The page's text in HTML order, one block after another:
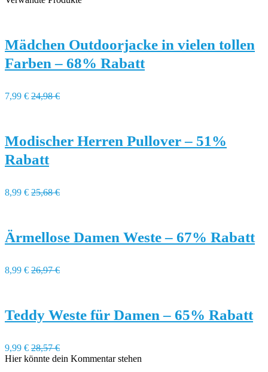
Mädchen Outdoorjacke in vielen tollen
Farben – 68% Rabatt
7,99 € 24,98 €
Modischer Herren Pullover – 51%
Rabatt
8,99 € 25,68 €
Ärmellose Damen Weste – 67% Rabatt
8,99 € 26,97 €
Teddy Weste für Damen – 65% Rabatt
9,99 € 28,57 €
Hier könnte dein Kommentar stehen